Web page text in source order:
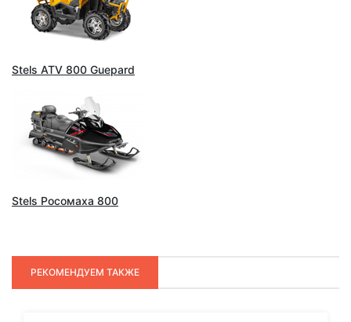
Stels ATV 800 Guepard
Stels Росомаха 800
РЕКОМЕНДУЕМ ТАКЖЕ